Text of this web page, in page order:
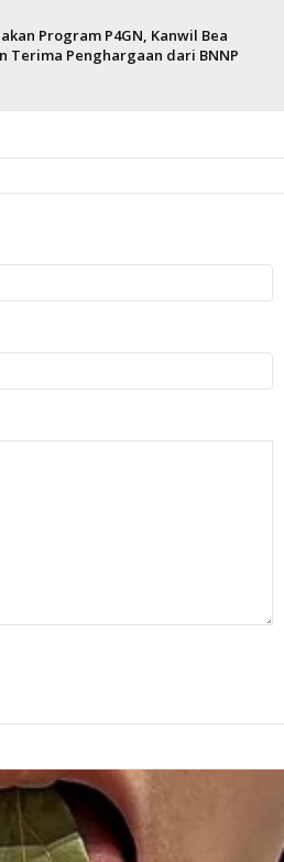
Program P4GN, Kanwil Bea
Terima Penghargaan dari BNNP